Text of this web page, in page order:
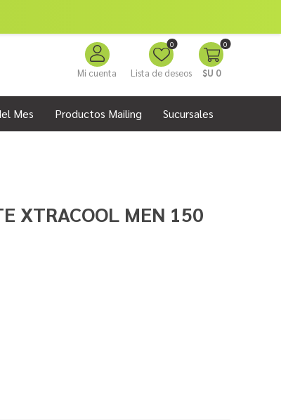
Mi cuenta Lista de deseos
0 0
$U 0
Mes Productos Mailing Sucursales
XTRACOOL MEN 150